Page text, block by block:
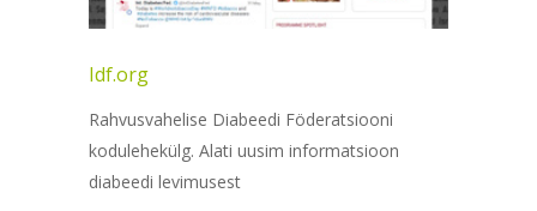
Idf.org
Rahvusvahelise Diabeedi Föderatsiooni
kodulehekülg. Alati uusim informatsioon
diabeedi levimusest